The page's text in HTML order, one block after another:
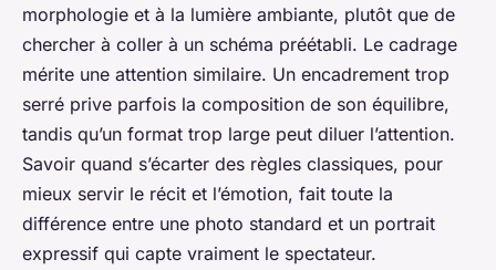
morphologie et à la lumière ambiante, plutôt que de
chercher à coller à un schéma préétabli. Le cadrage
mérite une attention similaire. Un encadrement trop
serré prive parfois la composition de son équilibre,
tandis qu’un format trop large peut diluer l’attention.
Savoir quand s’écarter des règles classiques, pour
mieux servir le récit et l’émotion, fait toute la
différence entre une photo standard et un portrait
expressif qui capte vraiment le spectateur.